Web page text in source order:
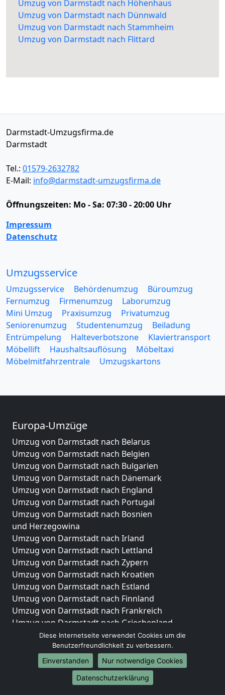
Umzug von Darmstadt nach Höhenhaus
Umzug von Darmstadt nach Dünnwald
Umzug von Darmstadt nach Stammheim
Umzug von Darmstadt nach Flittard
Darmstadt-Umzugsfirma.de
Darmstadt
Tel.: 01579-2632782
E-Mail: info@darmstadt-umzugsfirma.de
Öffnungszeiten: Mo - Sa: 07:30 - 20:00 Uhr
Impressum
Datenschutz
Umzugsservice
Umzugsservice Behördenumzug
Büroumzug
Fernumzug
Firmenumzug
Laborumzug
Mini Umzug
Praxisumzug
Privatumzug
Seniorenumzug
Studentenumzug
Beiladung
Entrümpelung
Halteverbotszone
Klaviertransport
Möbellift
Haushaltsauflösung
Möbeltaxi
Möbelmitfahrzentrale
Umzugskartons
Europa-Umzüge
Umzug von Darmstadt nach Belarus
Umzug von Darmstadt nach Belgien
Umzug von Darmstadt nach Bulgarien
Umzug von Darmstadt nach Dänemark
Umzug von Darmstadt nach England
Umzug von Darmstadt nach Portugal
Umzug von Darmstadt nach Bosnien
und Herzegowina
Umzug von Darmstadt nach Irland
Umzug von Darmstadt nach Lettland
Umzug von Darmstadt nach Zypern
Umzug von Darmstadt nach Kroatien
Umzug von Darmstadt nach Estland
Umzug von Darmstadt nach Finnland
Umzug von Darmstadt nach Frankreich
Umzug von Darmstadt nach Griechenland
Umzug von Darmstadt nach Italien
Umzug von Darmstadt nach Liechtenstein
Umzug von Darmstadt nach Luxemburg
Umzug von Darmstadt nach Niederlande
Umzug von Darmstadt nach Norwegen
Diese Internetseite verwendet Cookies um die
Benutzerfreundlichkeit zu verbessern.
Einverstanden
Nur notwendige Cookies
Datenschutzerklärung